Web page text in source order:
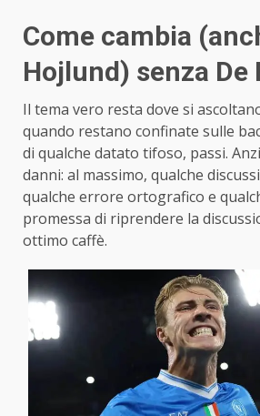
Come cambia
Hojlund) senza De
Il tema vero resta dove si
quando restano confinate sulle
di qualche datato tifoso, passi.
danni: al massimo, qualche
qualche errore ortografico e
promessa di riprendere la
ottimo caffè.